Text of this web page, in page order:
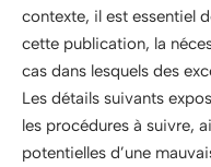
contexte, il est essentiel
cette publication, la
cas dans lesquels des
Les détails suivants
les procédures à suivre,
potentielles d’une